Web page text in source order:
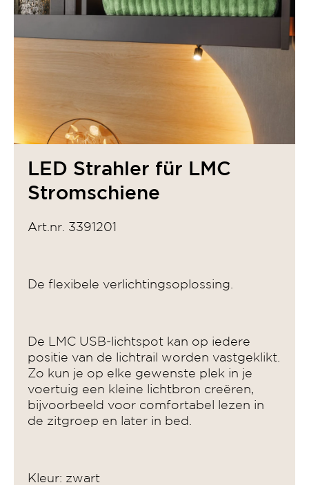
LED Strahler für LMC
Stromschiene
Art.nr. 3391201
De flexibele verlichtingsoplossing.
De LMC USB-lichtspot kan op iedere
positie van de lichtrail worden vastgeklikt.
Zo kun je op elke gewenste plek in je
voertuig een kleine lichtbron creëren,
bijvoorbeeld voor comfortabel lezen in
de zitgroep en later in bed.
Kleur: zwart